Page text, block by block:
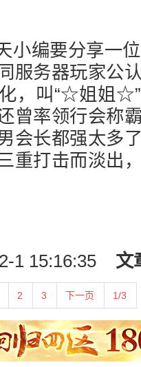
小编要分享一
服务器玩家公
，叫“☆姐姐
曾率领行会称
会长都强太多
重打击而淡出
1 15:16:35 文
2 3 下一页 1/3